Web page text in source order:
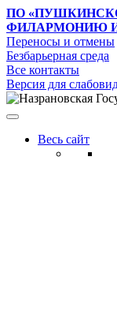
ПО
ФИЛАРМОНИЮ
Переносы и отмены
Безбарьерная среда
Все контакты
Версия для
Весь сайт